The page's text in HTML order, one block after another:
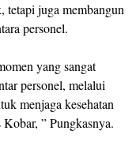
tetapi juga membangun
personel.
yang sangat
personel, melalui
menjaga kesehatan
” Pungkasnya.